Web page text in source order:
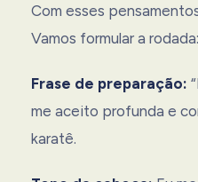
Com esses
Vamos formular a rodada:
Frase de preparação:
me aceito profunda e
karatê.